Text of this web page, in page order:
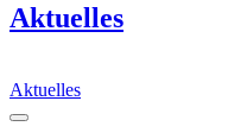
Aktuelles
Aktuelles